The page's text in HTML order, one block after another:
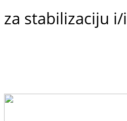
za stabilizaciju